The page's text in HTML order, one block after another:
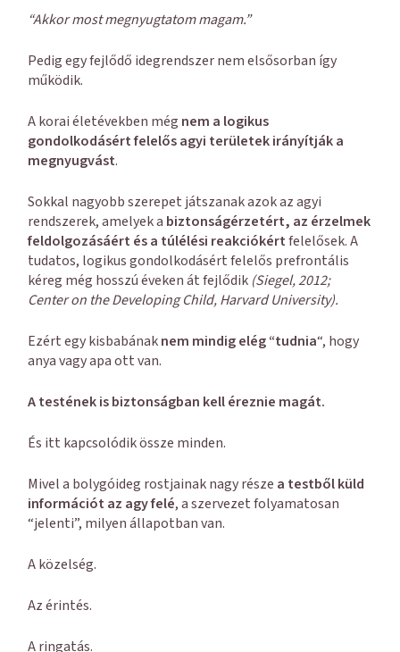
“Akkor most megnyugtatom magam.”
Pedig egy fejlődő idegrendszer nem elsősorban így
működik.
A korai életévekben még nem a logikus
gondolkodásért felelős agyi területek irányítják a
megnyugvást.
Sokkal nagyobb szerepet játszanak azok az agyi
rendszerek, amelyek a biztonságérzetért, az érzelmek
feldolgozásáért és a túlélési reakciókértfelelősek. A
tudatos, logikus gondolkodásért felelős prefrontális
kéreg még hosszú éveken át fejlődik (Siegel, 2012;
Center on the Developing Child, Harvard University).
Ezért egy kisbabánaknem mindig elég “tudnia“, hogy
anya vagy apa ott van.
A testének is biztonságban kell éreznie magát.
És itt kapcsolódik össze minden.
Mivel a bolygóideg rostjainak nagy része a testből küld
információt az agy felé, a szervezet folyamatosan
“jelenti”, milyen állapotban van.
A közelség.
Az érintés.
A ringatás.